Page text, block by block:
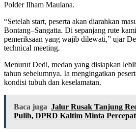
Polder Ilham Maulana.
“Setelah start, peserta akan diarahkan
Bontang–Sangatta. Di sepanjang rute
pemeriksaan yang wajib dilewati,” ujar
technical meeting.
Menurut Dedi, medan yang disiapkan
tahun sebelumnya. Ia mengingatkan
kondisi tubuh dan keselamatan.
Baca juga Jalur Rusak Tanjung
Pulih, DPRD Kaltim Minta